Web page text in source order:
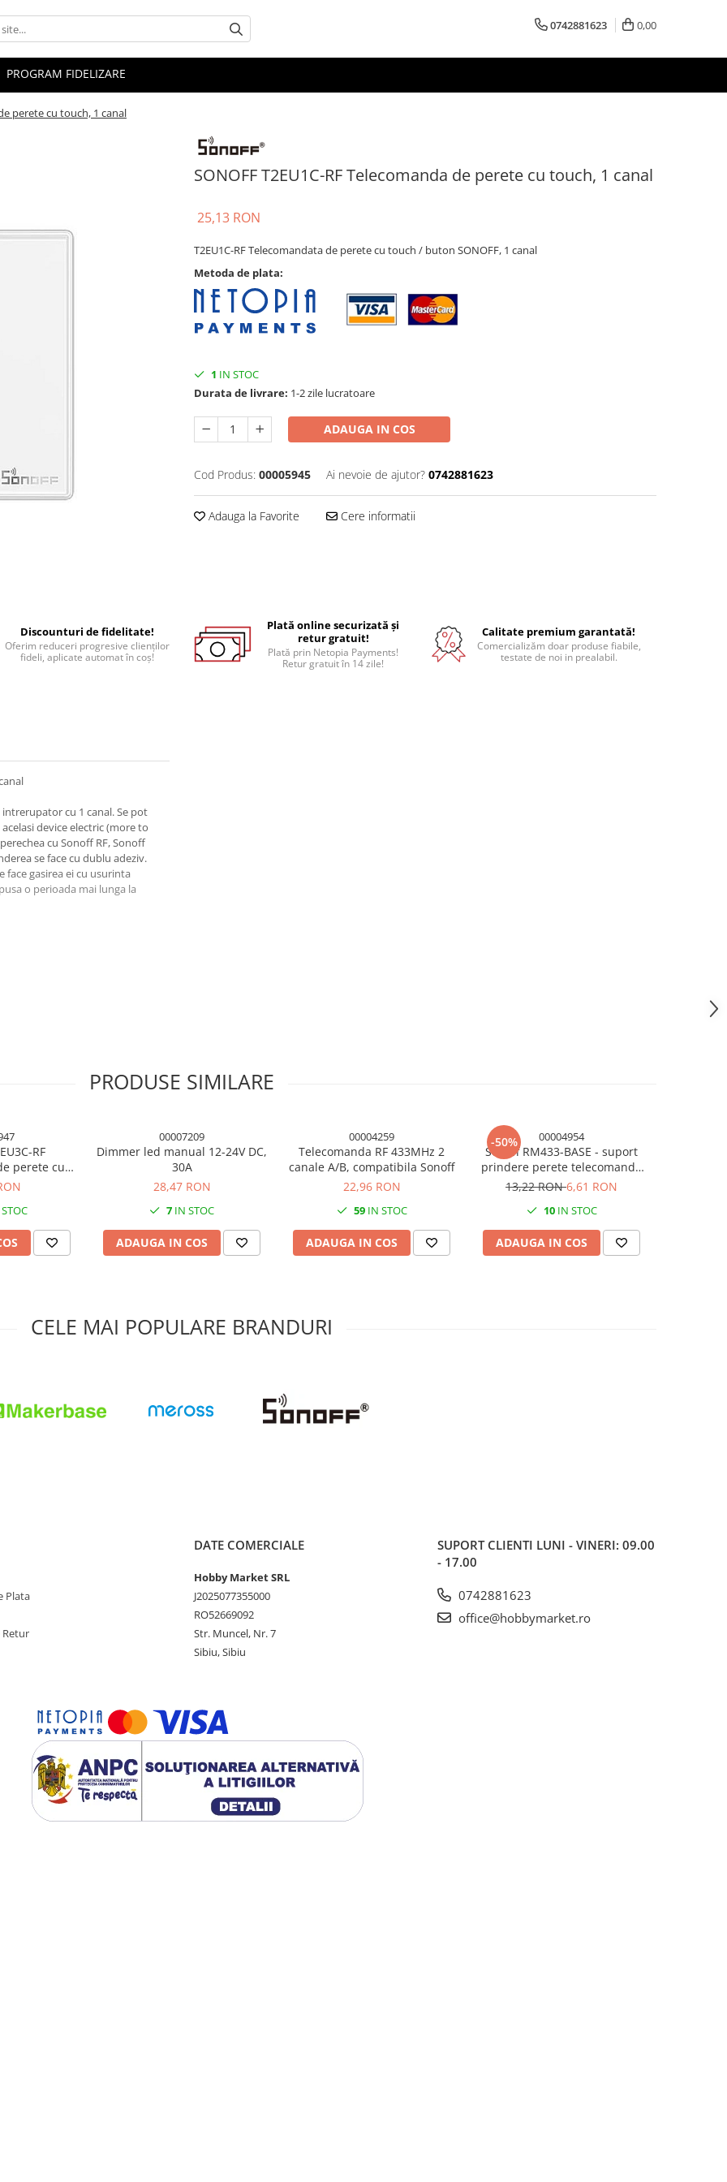
0742881623 0,00
PROGRAM FIDELIZARE
perete cu touch, 1 canal
SONOFF T2EU1C-RF Telecomanda de perete cu touch, 1 canal
25,13 RON
T2EU1C-RF Telecomandata de perete cu touch / buton SONOFF, 1 canal
Metoda de plata:
1 IN STOC
Durata de livrare: 1-2 zile lucratoare
ADAUGA IN COS
Cod Produs: 00005945 Ai nevoie de ajutor? 0742881623
Adauga la Favorite Cere informatii
Discounturi de fidelitate!
Oferim reduceri progresive clienților
fideli, aplicate automat în coș!
Plată online securizată și
retur gratuit!
Plată prin Netopia Payments!
Retur gratuit în 14 zile!
Calitate premium garantată!
Comercializăm doar produse fiabile,
testate de noi in prealabil.
cu 1 canal. Se pot
device electric (more to
cu Sonoff RF, Sonoff
se face cu dublu adeziv.
face gasirea ei cu usurinta
o perioada mai lunga la
PRODUSE SIMILARE
RF
perete cu
00007209
Dimmer led manual 12-24V DC,
30A
28,47 RON
7 IN STOC
ADAUGA IN COS
00004259
Telecomanda RF 433MHz 2
canale A/B, compatibila Sonoff
22,96 RON
59IN STOC
ADAUGA IN COS
-50% 00004954
Sonoff RM433-BASE - suport
prindere perete telecomanda
RM433
13,22 RON6,61 RON
10IN STOC
ADAUGA IN COS
CELE MAI POPULARE BRANDURI
Plata
Retur
DATE COMERCIALE
Hobby Market SRL
J2025077355000
RO52669092
Str. Muncel, Nr. 7
Sibiu, Sibiu
SUPORT CLIENTI LUNI - VINERI: 09.00
- 17.00
0742881623
office@hobbymarket.ro